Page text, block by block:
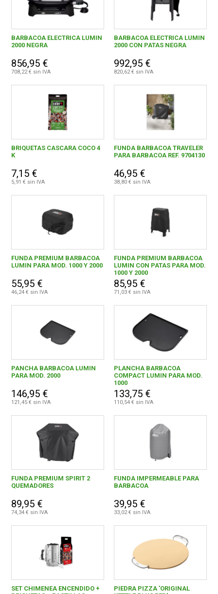
BARBACOA ELECTRICA LUMIN
2000 NEGRA
856,95 €
708,22 € sin IVA
BARBACOA ELECTRICA LUMIN
2000 CON PATAS NEGRA
992,95 €
820,62 € sin IVA
BRIQUETAS CASCARA COCO 4
K
7,15 €
5,91 € sin IVA
FUNDA BARBACOA TRAVELER
PARA BARBACOA REF. 9704130
46,95 €
38,80 € sin IVA
FUNDA PREMIUM BARBACOA
LUMIN PARA MOD. 1000 Y 2000
55,95 €
46,24 € sin IVA
FUNDA PREMIUM BARBACOA
LUMIN CON PATAS PARA MOD.
1000 Y 2000
85,95 €
71,03 € sin IVA
PANCHA BARBACOA LUMIN
PARA MOD. 2000
146,95 €
121,45 € sin IVA
PLANCHA BARBACOA
COMPACT LUMIN PARA MOD.
1000
133,75 €
110,54 € sin IVA
FUNDA PREMIUM SPIRIT 2
QUEMADORES
89,95 €
74,34 € sin IVA
FUNDA IMPERMEABLE PARA
BARBACOA
39,95 €
33,02 € sin IVA
SET CHIMENEA ENCENDIDO +
PIEDRA PIZZA 'ORIGINAL